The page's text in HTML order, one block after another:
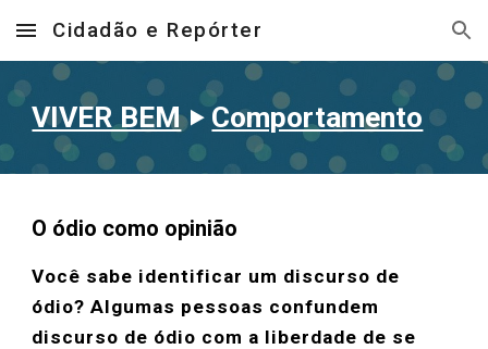
Skip to main content Skip to navigation
Cidadão e Repórter
VIVER BEM‣ Comportamento
O ódio como opinião
Você sabe identificar um discurso de
ódio? Algumas pessoas confundem
discurso de ódio com a liberdade de se